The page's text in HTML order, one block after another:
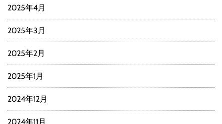
2025年4月
2025年3月
2025年2月
2025年1月
2024年12月
2024年11月